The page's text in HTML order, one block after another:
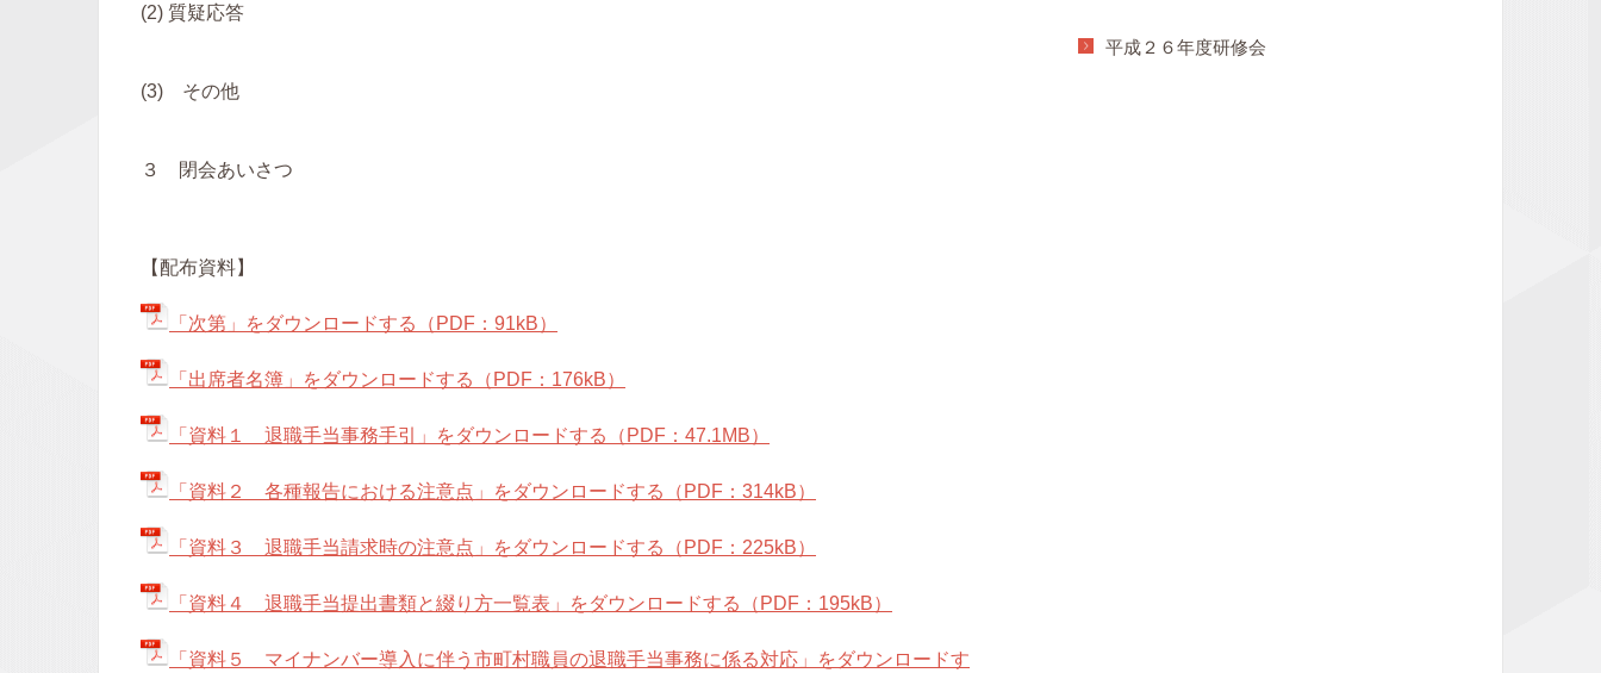
(2) 質疑応答
(3) その他
３ 閉会あいさつ
【配布資料】
「次第」をダウンロードする（PDF：91kB）
「出席者名簿」をダウンロードする（PDF：176kB）
「資料１ 退職手当事務手引」をダウンロードする（PDF：47.1MB）
「資料２ 各種報告における注意点」をダウンロードする（PDF：314kB）
「資料３ 退職手当請求時の注意点」をダウンロードする（PDF：225kB）
「資料４ 退職手当提出書類と綴り方一覧表」をダウンロードする（PDF：195kB）
「資料５ マイナンバー導入に伴う市町村職員の退職手当事務に係る対応」をダウンロードす
平成２６年度研修会